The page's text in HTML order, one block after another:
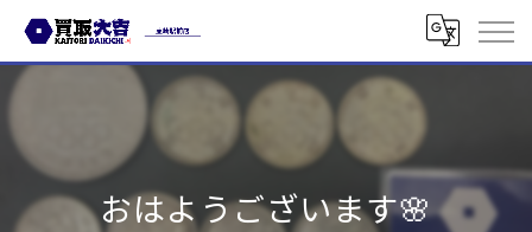
おはようございます🌸